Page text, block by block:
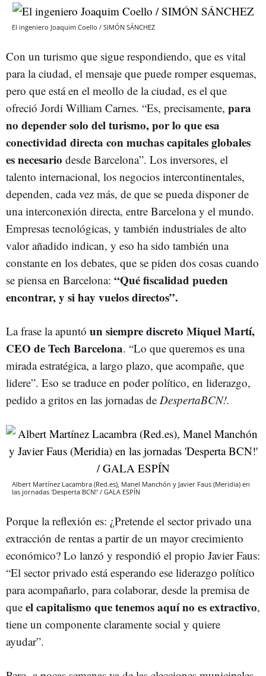
El ingeniero Joaquim Coello / SIMÓN SÁNCHEZ
Con un turismo que sigue respondiendo, que es vital
para la ciudad, el mensaje que puede romper esquemas,
pero que está en el meollo de la ciudad, es el que
ofreció Jordi William Carnes. “Es, precisamente, para
no depender solo del turismo, por lo que esa
conectividad directa con muchas capitales globales
es necesario desde Barcelona”. Los inversores, el
talento internacional, los negocios intercontinentales,
dependen, cada vez más, de que se pueda disponer de
una interconexión directa, entre Barcelona y el mundo.
Empresas tecnológicas, y también industriales de alto
valor añadido indican, y eso ha sido también una
constante en los debates, que se piden dos cosas cuando
se piensa en Barcelona: “Qué fiscalidad pueden
encontrar, y si hay vuelos directos”.
La frase la apuntó un siempre discreto Miquel Martí,
CEO de Tech Barcelona. “Lo que queremos es una
mirada estratégica, a largo plazo, que acompañe, que
lidere”. Eso se traduce en poder político, en liderazgo,
pedido a gritos en las jornadas de DespertaBCN!.
Albert Martínez Lacambra (Red.es), Manel Manchón y Javier Faus (Meridia) en
las jornadas 'Desperta BCN!' / GALA ESPÍN
Porque la reflexión es: ¿Pretende el sector privado una
extracción de rentas a partir de un mayor crecimiento
económico? Lo lanzó y respondió el propio Javier Faus:
“El sector privado está esperando ese liderazgo político
para acompañarlo, para colaborar, desde la premisa de
que el capitalismo que tenemos aquí no es extractivo,
tiene un componente claramente social y quiere
ayudar”.